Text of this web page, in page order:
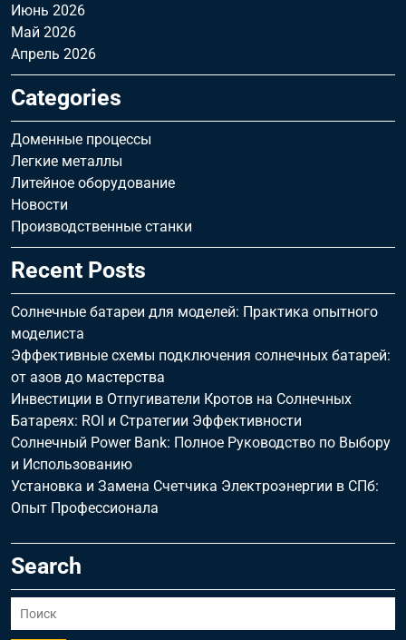
Июнь 2026
Май 2026
Апрель 2026
Categories
Доменные процессы
Легкие металлы
Литейное оборудование
Новости
Производственные станки
Recent Posts
Солнечные батареи для моделей: Практика опытного
моделиста
Эффективные схемы подключения солнечных батарей:
от азов до мастерства
Инвестиции в Отпугиватели Кротов на Солнечных
Батареях: ROI и Стратегии Эффективности
Солнечный Power Bank: Полное Руководство по Выбору
и Использованию
Установка и Замена Счетчика Электроэнергии в СПб:
Опыт Профессионала
Search